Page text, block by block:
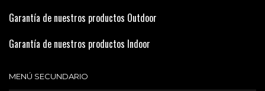
Garantía de nuestros productos Outdoor
Garantía de nuestros productos Indoor
MENÚ SECUNDARIO